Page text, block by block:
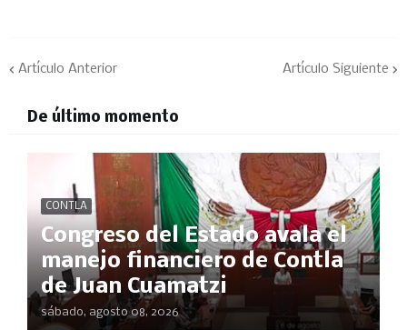
Artículo Anterior Artículo Siguiente
De último momento
CONTLA
Congreso del Estado avala el
manejo financiero de Contla
de Juan Cuamatzi
sábado, agosto 08, 2026